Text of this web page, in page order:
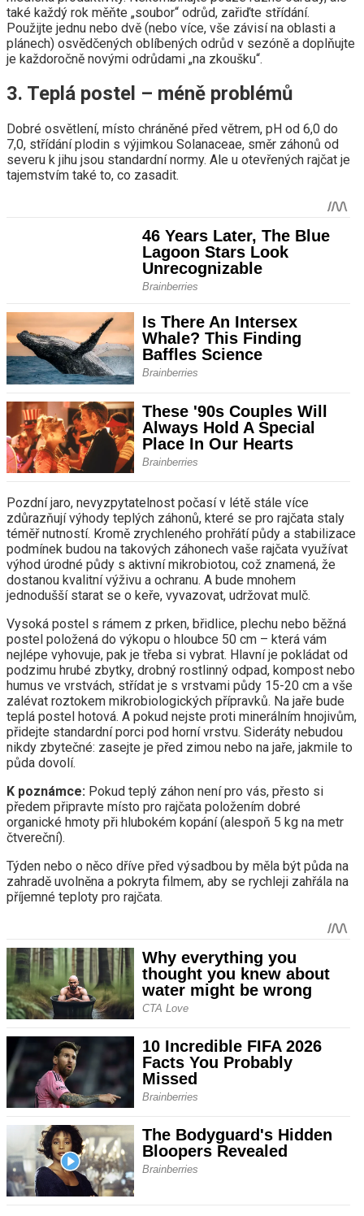
také každý rok měňte „soubor“ odrůd, zařiďte střídání.
Použijte jednu nebo dvě (nebo více, vše závisí na oblasti a
plánech) osvědčených oblíbených odrůd v sezóně a doplňujte
je každoročně novými odrůdami „na zkoušku“.
3. Teplá postel – méně problémů
Dobré osvětlení, místo chráněné před větrem, pH od 6,0 ​​do
7,0, střídání plodin s výjimkou Solanaceae, směr záhonů od
severu k jihu jsou standardní normy. Ale u otevřených rajčat je
tajemstvím také to, co zasadit.
Pozdní jaro, nevyzpytatelnost počasí v létě stále více
zdůrazňují výhody teplých záhonů, které se pro rajčata staly
téměř nutností. Kromě zrychleného prohřátí půdy a stabilizace
podmínek budou na takových záhonech vaše rajčata využívat
výhod úrodné půdy s aktivní mikrobiotou, což znamená, že
dostanou kvalitní výživu a ochranu. A bude mnohem
jednodušší starat se o keře, vyvazovat, udržovat mulč.
Vysoká postel s rámem z prken, břidlice, plechu nebo běžná
postel položená do výkopu o hloubce 50 cm – která vám
nejlépe vyhovuje, pak je třeba si vybrat. Hlavní je pokládat od
podzimu hrubé zbytky, drobný rostlinný odpad, kompost nebo
humus ve vrstvách, střídat je s vrstvami půdy 15-20 cm a vše
zalévat roztokem mikrobiologických přípravků. Na jaře bude
teplá postel hotová. A pokud nejste proti minerálním hnojivům,
přidejte standardní porci pod horní vrstvu. Sideráty nebudou
nikdy zbytečné: zasejte je před zimou nebo na jaře, jakmile to
půda dovolí.
K poznámce: Pokud teplý záhon není pro vás, přesto si
předem připravte místo pro rajčata položením dobré
organické hmoty při hlubokém kopání (alespoň 5 kg na metr
čtvereční).
Týden nebo o něco dříve před výsadbou by měla být půda na
zahradě uvolněna a pokryta filmem, aby se rychleji zahřála na
příjemné teploty pro rajčata.